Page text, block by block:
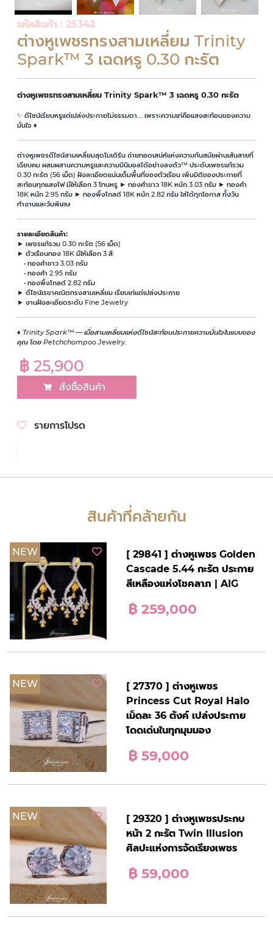
รหัสสินค้า : 25342
ต่างหูเพชรทรงสามเหลี่ยม Trinity
Spark™ 3 เฉดหรู 0.30 กะรัต
ต่างหูเพชรทรงสามเหลี่ยม Trinity Spark™ 3 เฉดหรู 0.30 กะรัต
✨ ดีไซน์เรียบหรูแต่เปล่งประกายไม่ธรรมดา... เพราะความเท่คือแสงสะท้อนของความ
มั่นใจ ♦
ต่างหูเพชรดีไซน์สามเหลี่ยมสุดโมเดิร์น ถ่ายทอดเสน่ห์แห่งความทันสมัยผ่านเส้นสายที่
เฉียบคม ผสมผสานความหรูและความมินิมอลได้อย่างลงตัว™ ประดับเพชรแท้รวม
0.30 กะรัต (56 เม็ด) ฝังละเอียดแน่นเต็มพื้นที่ของตัวเรือน เพิ่มมิติของประกายที่
สะท้อนทุกแสงไฟ มีให้เลือก 3 โทนหรู ► ทองคำขาว 18K หนัก 3.03 กรัม ► ทองคำ
18K หนัก 2.95 กรัม ► ทองพิ้งโกลด์ 18K หนัก 2.82 กรัม ใส่ได้ทุกโอกาส ทั้งวัน
ทำงานและวันพิเศษ
รายละเอียดสินค้า:
► เพชรแท้รวม 0.30 กะรัต (56 เม็ด)
► ตัวเรือนทอง 18K มีให้เลือก 3 สี:
• ทองคำขาว 3.03 กรัม
• ทองคำ 2.95 กรัม
• ทองพิ้งโกลด์ 2.82 กรัม
► ดีไซน์เรขาคณิตทรงสามเหลี่ยม เรียบเท่แต่เปล่งประกาย
► งานฝังละเอียดระดับ Fine Jewelry
♦ Trinity Spark™ — เมื่อสามเหลี่ยมแห่งดีไซน์สะท้อนประกายความมั่นใจในแบบของ
คุณ โดย Petchchompoo Jewelry.
฿ 25,900
สั่งซื้อสินค้า
รายการโปรด
สินค้าที่คล้ายกัน
NEW
[ 29841 ] ต่างหูเพชร Golden
Cascade 5.44 กะรัต ประกาย
สีเหลืองแห่งโชคลาภ | AIG
฿ 259,000
NEW
[ 27370 ] ต่างหูเพชร
Princess Cut Royal Halo
เม็ดละ 36 ตังค์ เปล่งประกาย
โดดเด่นในทุกมุมมอง
฿ 59,000
NEW
[ 29320 ] ต่างหูเพชรประกบ
หน้า 2 กะรัต Twin Illusion
ศิลปะแห่งการจัดเรียงเพชร
฿ 59,000